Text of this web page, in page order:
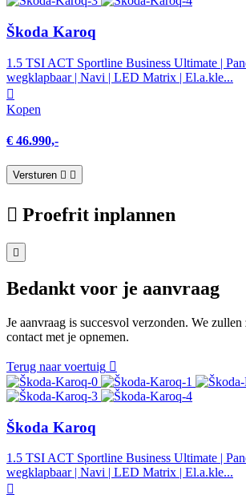
Škoda Karoq
1.5 TSI ACT Sportline Business Ultimate |
wegklapbaar | Navi | LED Matrix | El.a.kle...
Kopen
€ 46.990,-
Versturen
Proefrit inplannen
Bedankt voor je aanvraag
Je aanvraag is succesvol verzonden. We
contact met je opnemen.
Terug naar voertuig
Škoda Karoq
1.5 TSI ACT Sportline Business Ultimate |
wegklapbaar | Navi | LED Matrix | El.a.kle...